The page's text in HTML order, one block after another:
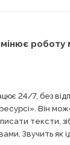
роботу
24/7, без
Він
тексти,
Звучить як